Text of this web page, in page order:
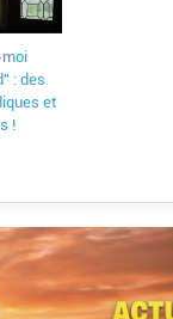
: des
et
!